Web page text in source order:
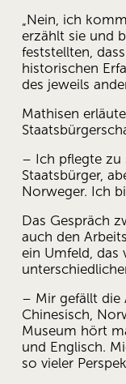
„Nein, ich
erzählt sie und
feststellten,
historischen
des jeweils
Mathisen
– Ich pflegte zu
Staatsbürger,
Norweger. Ich
Das Gespräch
auch den
ein Umfeld, das
– Mir gefällt die
Chinesisch,
Museum hört
und Englisch.
so vieler